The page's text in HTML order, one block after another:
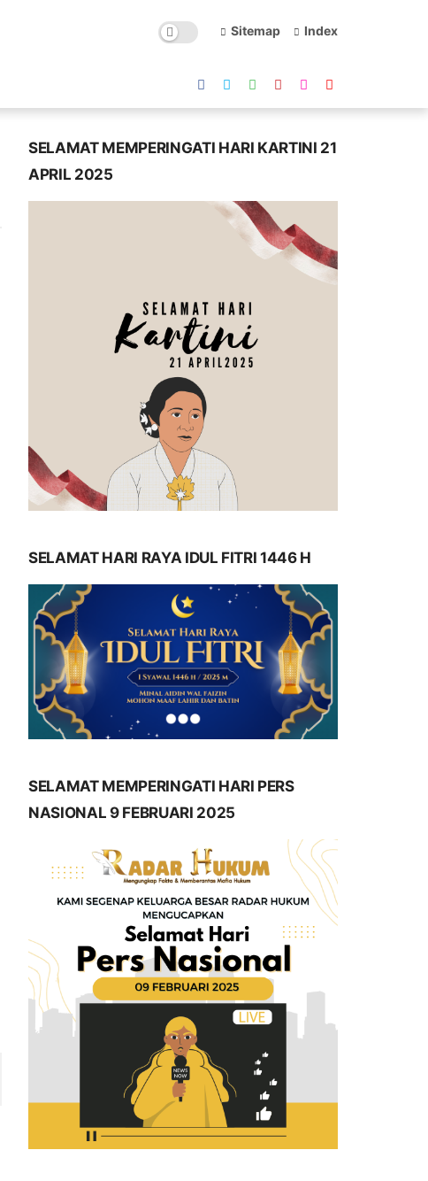
Sitemap Index
SELAMAT MEMPERINGATI HARI KARTINI 21
APRIL 2025
SELAMAT HARI RAYA IDUL FITRI 1446 H
SELAMAT MEMPERINGATI HARI PERS
NASIONAL 9 FEBRUARI 2025